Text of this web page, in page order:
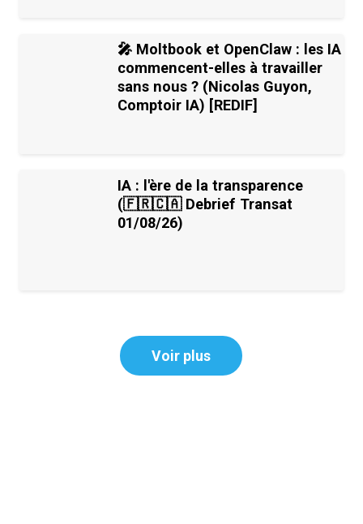
🎤 Moltbook et OpenClaw : les IA
commencent-elles à travailler
sans nous ? (Nicolas Guyon,
Comptoir IA) [REDIF]
IA : l'ère de la transparence
(🇫🇷🇨🇦 Debrief Transat
01/08/26)
Voir plus